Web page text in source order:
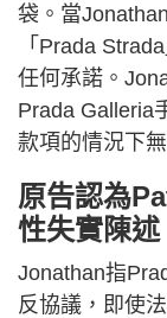
袋。當
「Prada
任何承諾。
Prada Galleria
款項的情況下
原告認為
性失實陳述
Jonathan指
反協議，即使